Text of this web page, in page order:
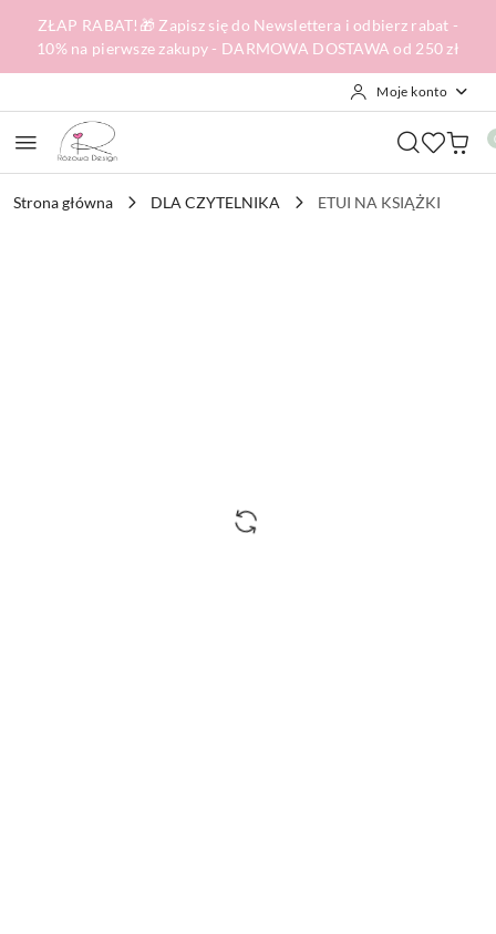
Przejdź do treści głównej
Przejdź do wyszukiwarki
Przejdź do moje konto
Przejdź do menu głównego
Przejdź do opisu produktu
Przejdź do stopki
ZŁAP RABAT!🎁 Zapisz się do Newslettera i odbierz rabat -
10% na pierwsze zakupy - DARMOWA DOSTAWA od 250 zł
Moje konto
Strona główna DLA CZYTELNIKA ETUI NA KSIĄŻKI